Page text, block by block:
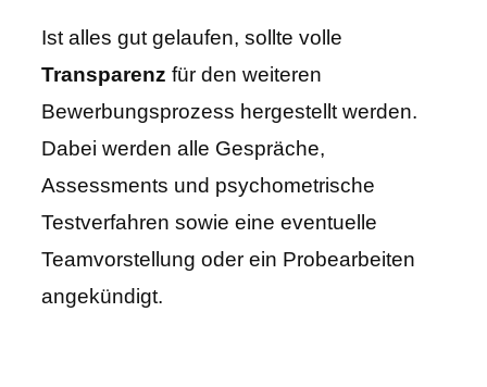
Ist alles gut gelaufen, sollte volle
Transparenz für den weiteren
Bewerbungsprozess hergestellt werden.
Dabei werden alle Gespräche,
Assessments und psychometrische
Testverfahren sowie eine eventuelle
Teamvorstellung oder ein Probearbeiten
angekündigt.